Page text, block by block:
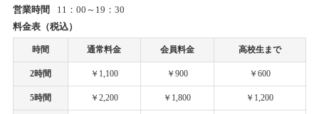
2022/02/14
タムタム札幌店オンラインショップOPENのお知らせ
2021/08/21
PCR検査陽性者発生のお知らせ
2026/02/22(日)
カテゴリ：ラジコン
創業50周年感謝祭プレゼント当選者発表のお知らせ
2026/02/21(土)
カテゴリ：キャンペーン
営業時間
11：00～19：30
料金表（税込）
時間 通常料金 会員料金 高校生まで
2時間 ￥1,100 ￥900 ￥600
5時間 ￥2,200 ￥1,800 ￥1,200